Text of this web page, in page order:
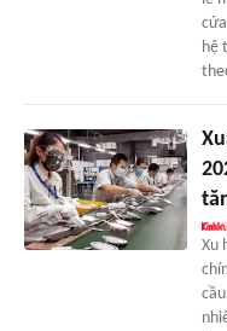
hệ
Xu